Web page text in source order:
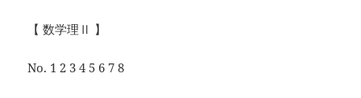
【 数学理Ⅱ 】
No. 1 2 3 4 5 6 7 8